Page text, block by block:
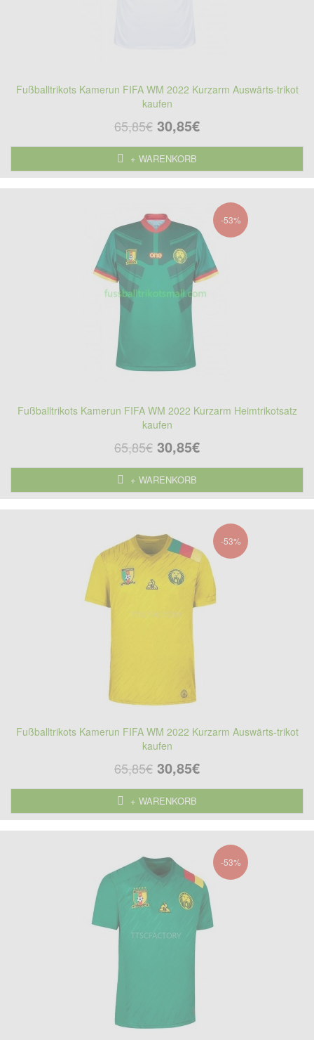
Fußballtrikots Kamerun FIFA WM 2022 Kurzarm Auswärts-trikot
kaufen
65,85€ 30,85€
+ WARENKORB
-53%
Fußballtrikots Kamerun FIFA WM 2022 Kurzarm Heimtrikotsatz
kaufen
65,85€ 30,85€
+ WARENKORB
-53%
Fußballtrikots Kamerun FIFA WM 2022 Kurzarm Auswärts-trikot
kaufen
65,85€ 30,85€
+ WARENKORB
-53%